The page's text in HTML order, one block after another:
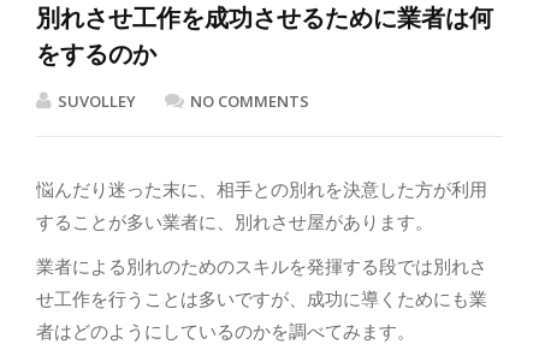
別れさせ工作を成功させるために業者は何
をするのか
SUVOLLEY NO COMMENTS
悩んだり迷った末に、相手との別れを決意した方が利用
することが多い業者に、別れさせ屋があります。
業者による別れのためのスキルを発揮する段では別れさ
せ工作を行うことは多いですが、成功に導くためにも業
者はどのようにしているのかを調べてみます。